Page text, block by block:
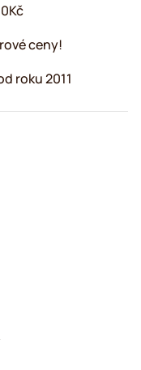
ceny!
roku 2011